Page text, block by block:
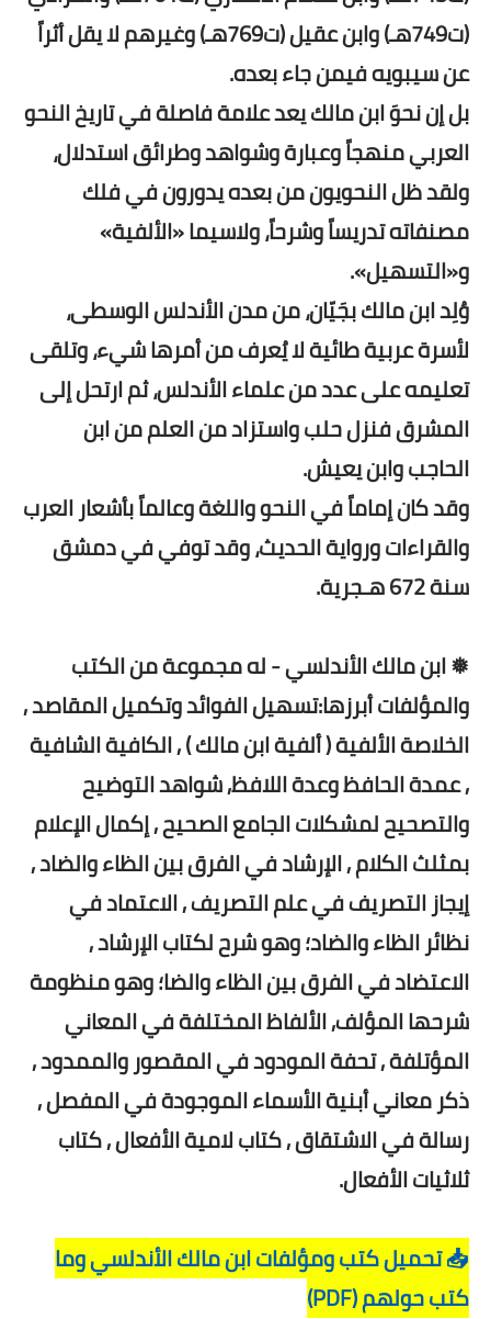
(ت749هـ) وابن عقيل (ت769هـ) وغيرهم لا يقل أثراً
عن سيبويه فيمن جاء بعده.
بل إن نحوَ ابن مالك يعد علامة فاصلة في تاريخ النحو
العربي منهجاً وعبارة وشواهد وطرائق استدلال،
ولقد ظل النحويون من بعده يدورون في فلك
مصنفاته تدريساً وشرحاً، ولاسيما «الألفية»
و«التسهيل».
وُلِد ابن مالك بجَيّان، من مدن الأندلس الوسطى،
لأسرة عربية طائية لا يُعرف من أمرها شيء، وتلقى
تعليمه على عدد من علماء الأندلس، ثم ارتحل إلى
المشرق فنزل حلب واستزاد من العلم من ابن
الحاجب وابن يعيش.
وقد كان إماماً في النحو واللغة وعالماً بأشعار العرب
والقراءات ورواية الحديث، وقد توفي في دمشق
سنة 672 هـجرية.
❅ ابن مالك الأندلسي - له مجموعة من الكتب
والمؤلفات أبرزها:تسهيل الفوائد وتكميل المقاصد ,
الخلاصة الألفية ( ألفية ابن مالك ) , الكافية الشافية
, عمدة الحافظ وعدة اللافظ, شواهد التوضيح
والتصحيح لمشكلات الجامع الصحيح , إكمال الإعلام
بمثلث الكلام , الإرشاد في الفرق بين الظاء والضاد ,
إيجاز التصريف في علم التصريف , الاعتماد في
نظائر الظاء والضاد؛ وهو شرح لكتاب الإرشاد ,
الاعتضاد في الفرق بين الظاء والضا؛ وهو منظومة
شرحها المؤلف, الألفاظ المختلفة في المعاني
المؤتلفة , تحفة المودود في المقصور والممدود ,
ذكر معاني أبنية الأسماء الموجودة في المفصل ,
رسالة في الاشتقاق , كتاب لامية الأفعال , كتاب
ثلاثيات الأفعال.
📥 تحميل كتب ومؤلفات ابن مالك الأندلسي وما
كتب حولهم (PDF)